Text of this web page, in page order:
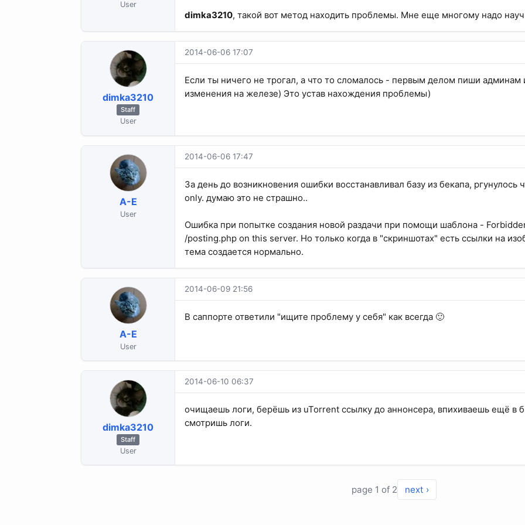
User
dimka3210, такой вот метод находить проблемы. Мне еще многому надо
dimka3210
Staff
User
2014-06-06 17:07
Если ты ничего не трогал, а что то сломалось - первым делом пиши админам
изменения на железе) Это устав нахождения проблемы)
A-E
User
2014-06-06 17:47
За день до возникновения ошибки восстанавливал базу из бекапа,
only. думаю это не страшно..
Ошибка при попытке создания новой раздачи при помощи шаблона -
/posting.php on this server. Но только когда в "скриншотах" есть ссылки на
тема создается нормально.
A-E
User
2014-06-09 21:56
В саппорте ответили "ищите проблему у себя" как всегда 🙂
dimka3210
Staff
User
2014-06-10 06:37
очищаешь логи, берёшь из uTorrent ссылку до аннонсера, впихиваешь ещё в
смотришь логи.
page 1 of 2 next ›